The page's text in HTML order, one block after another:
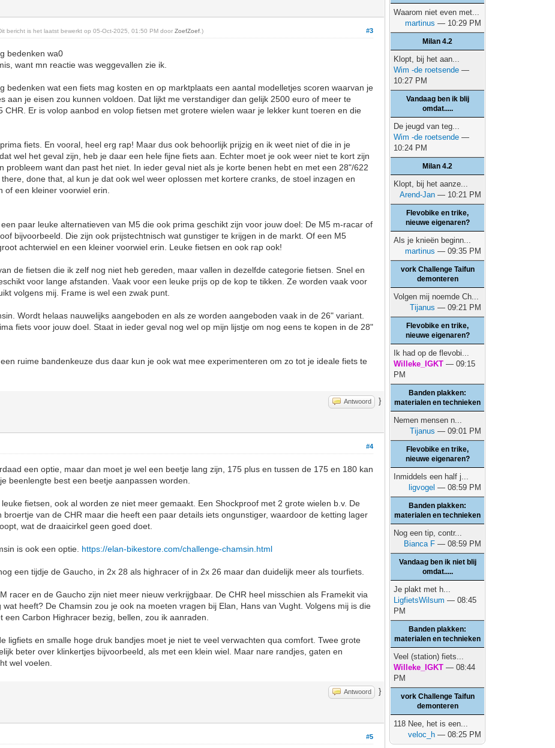
#3
bericht is het laatst bewerkt op 05-Oct-2025, 01:50 PM doorZoefZoef .)
bedenken wa0
want mn reactie was weggevallen zie ik.
bedenken wat een fiets mag kosten en op marktplaats een aantal modelletjes scoren waarvan je
aan je eisen zou kunnen voldoen. Dat lijkt me verstandiger dan gelijk 2500 euro of meer te
CHR. Er is volop aanbod en volop fietsen met grotere wielen waar je lekker kunt toeren en die
fiets. En vooral, heel erg rap! Maar dus ook behoorlijk prijzig en ik weet niet of die in je
wel het geval zijn, heb je daar een hele fijne fiets aan. Echter moet je ook weer niet te kort zijn
probleem want dan past het niet. In ieder geval niet als je korte benen hebt en met een 28"/622
done that, al kun je dat ook wel weer oplossen met kortere cranks, de stoel inzagen en
of een kleiner voorwiel erin.
paar leuke alternatieven van M5 die ook prima geschikt zijn voor jouw doel: De M5 m-racar of
bijvoorbeeld. Die zijn ook prijstechtnisch wat gunstiger te krijgen in de markt. Of een M5
achterwiel en een kleiner voorwiel erin. Leuke fietsen en ook rap ook!
de fietsen die ik zelf nog niet heb gereden, maar vallen in dezelfde categorie fietsen. Snel en
voor lange afstanden. Vaak voor een leuke prijs op de kop te tikken. Ze worden vaak voor
volgens mij. Frame is wel een zwak punt.
Wordt helaas nauwelijks aangeboden en als ze worden aangeboden vaak in de 26" variant.
fiets voor jouw doel. Staat in ieder geval nog wel op mijn lijstje om nog eens te kopen in de 28"
ruime bandenkeuze dus daar kun je ook wat mee experimenteren om zo tot je ideale fiets te
Antwoord }
#4
een optie, maar dan moet je wel een beetje lang zijn, 175 plus en tussen de 175 en 180 kan
beenlengte best een beetje aanpassen worden.
fietsen, ook al worden ze niet meer gemaakt. Een Shockproof met 2 grote wielen b.v. De
broertje van de CHR maar die heeft een paar details iets ongunstiger, waardoor de ketting lager
wat de draaicirkel geen goed doet.
is ook een optie. https://elan-bikestore.com/challenge-chamsin.html
een tijdje de Gaucho, in 2x 28 als highracer of in 2x 26 maar dan duidelijk meer als tourfiets.
racer en de Gaucho zijn niet meer nieuw verkrijgbaar. De CHR heel misschien als Framekit via
wat heeft? De Chamsin zou je ook na moeten vragen bij Elan, Hans van Vught. Volgens mij is die
een Carbon Highracer bezig, bellen, zou ik aanraden.
ligfiets en smalle hoge druk bandjes moet je niet te veel verwachten qua comfort. Twee grote
beter over klinkertjes bijvoorbeeld, als met een klein wiel. Maar nare randjes, gaten en
wel voelen.
Antwoord }
#5
Waarom niet even met...
martinus — 10:29 PM
Milan 4.2
Klopt, bij het aan...
Wim -de roetsende —
10:27 PM
Vandaag ben ik blij
omdat.....
De jeugd van teg...
Wim -de roetsende —
10:24 PM
Milan 4.2
Klopt, bij het aanze...
Arend-Jan — 10:21 PM
Flevobike en trike,
nieuwe eigenaren?
Als je knieën beginn...
martinus — 09:35 PM
vork Challenge Taifun
demonteren
Volgen mij noemde Ch...
Tijanus — 09:21 PM
Flevobike en trike,
nieuwe eigenaren?
Ik had op de flevobi...
Willeke_IGKT — 09:15
PM
Banden plakken:
materialen en technieken
Nemen mensen n...
Tijanus — 09:01 PM
Flevobike en trike,
nieuwe eigenaren?
Inmiddels een half j...
ligvogel — 08:59 PM
Banden plakken:
materialen en technieken
Nog een tip, contr...
Bianca F — 08:59 PM
Vandaag ben ik niet blij
omdat.....
Je plakt met h...
LigfietsWilsum — 08:45
PM
Banden plakken:
materialen en technieken
Veel (station) fiets...
Willeke_IGKT — 08:44
PM
vork Challenge Taifun
demonteren
118 Nee, het is een...
veloc_h — 08:25 PM